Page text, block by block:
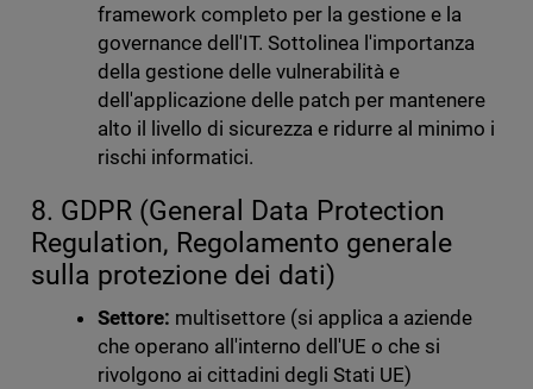
framework completo per la gestione e la
governance dell'IT. Sottolinea l'importanza
della gestione delle vulnerabilità e
dell'applicazione delle patch per mantenere
alto il livello di sicurezza e ridurre al minimo i
rischi informatici.
8. GDPR (General Data Protection
Regulation, Regolamento generale
sulla protezione dei dati)
Settore: multisettore (si applica a aziende
che operano all'interno dell'UE o che si
rivolgono ai cittadini degli Stati UE)